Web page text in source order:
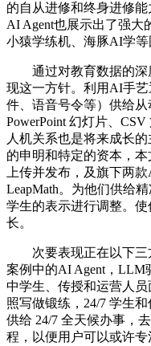
的自从进修和终身进修能
AI Agent也展示出了强大
小猿学练机、海豚AI学等
通过对教育数据的深
现这一方针。利用AI手
件、语音号令等）供给从
PowerPoint 幻灯片、
人机关系也是将来成长
的申明和特定的资本，
上传并发布，及旗下两
LeapMath。为他们供给
学生的表示进行调整。
长。
次要表现正在以下三
案例中的AI Agent，LLM
中学生、传授和运营人
照写做锻练，24/7 学生
供给 24/7 全天候办事，
程，以便用户可以或许